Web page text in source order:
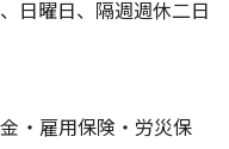
日曜日、隔週週休二日
・雇用保険・労災保